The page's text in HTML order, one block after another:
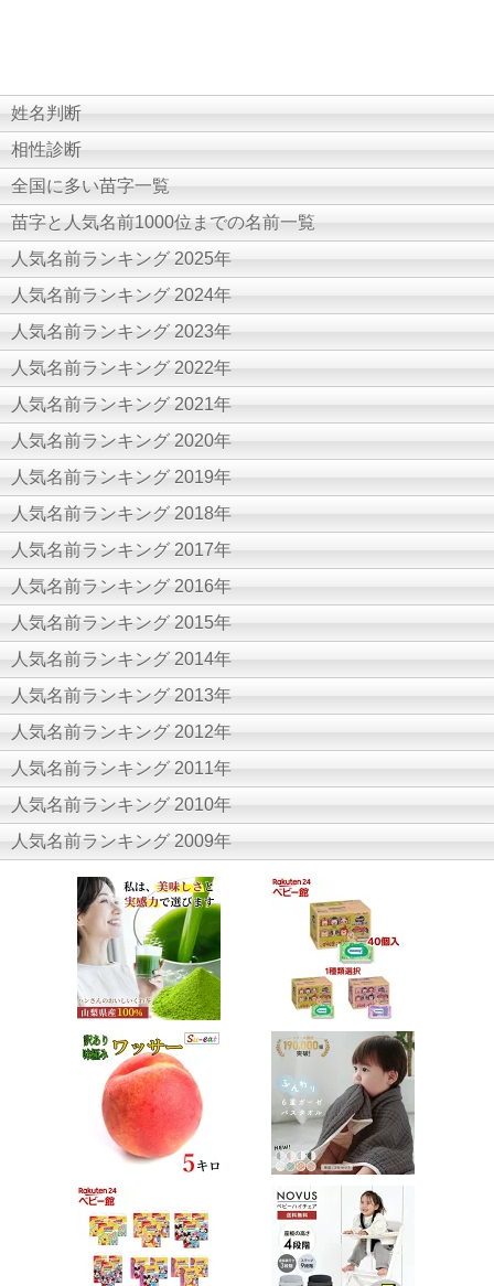
姓名判断
相性診断
全国に多い苗字一覧
苗字と人気名前1000位までの名前一覧
人気名前ランキング 2025年
人気名前ランキング 2024年
人気名前ランキング 2023年
人気名前ランキング 2022年
人気名前ランキング 2021年
人気名前ランキング 2020年
人気名前ランキング 2019年
人気名前ランキング 2018年
人気名前ランキング 2017年
人気名前ランキング 2016年
人気名前ランキング 2015年
人気名前ランキング 2014年
人気名前ランキング 2013年
人気名前ランキング 2012年
人気名前ランキング 2011年
人気名前ランキング 2010年
人気名前ランキング 2009年